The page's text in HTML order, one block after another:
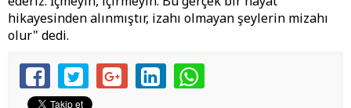
hikayesinden alınmıştır, izahı olmayan şeylerin mizahı
olur" dedi.